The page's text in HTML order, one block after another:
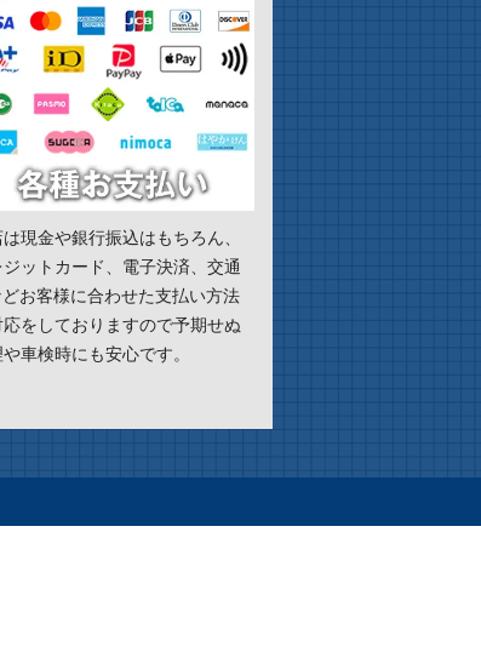
現金や銀行振込はもちろん、
ジットカード、電子決済、交通
どお客様に合わせた支払い方法
をしておりますので予期せぬ
車検時にも安心です。